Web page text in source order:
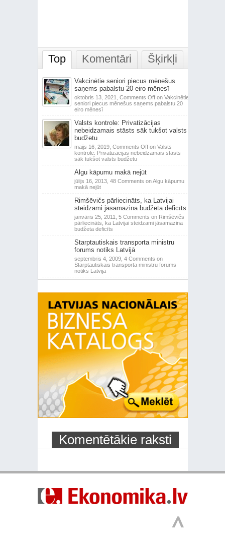
Top Komentāri Šķirkļi
Vakcinētie seniori piecus mēnešus
saņems pabalstu 20 eiro mēnesī
oktobris 13, 2021, Comments Offon Vakcinētie
seniori piecus mēnešus saņems pabalstu 20
eiro mēnesī
Valsts kontrole: Privatizācijas
nebeidzamais stāsts sāk tukšot valsts
budžetu
maijs 16, 2019, Comments Offon Valsts
kontrole: Privatizācijas nebeidzamais stāsts
sāk tukšot valsts budžetu
Algu kāpumu makā nejūt
jūlijs 16, 2013, 48 Comments on Algu kāpumu
makā nejūt
Rimšēvičs pārliecināts, ka Latvijai
steidzami jāsamazina budžeta deficīts
janvāris 25, 2011, 5 Comments on Rimšēvičs
pārliecināts, ka Latvijai steidzami jāsamazina
budžeta deficīts
Starptautiskais transporta ministru
forums notiks Latvijā
septembris 4, 2009, 4 Comments on
Starptautiskais transporta ministru forums
notiks Latvijā
Komentētākie raksti